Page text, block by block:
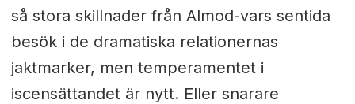
så stora skillnader från Almod-vars sentida
besök i de dramatiska relationernas
jaktmarker, men temperamentet i
iscensättandet är nytt. Eller snarare